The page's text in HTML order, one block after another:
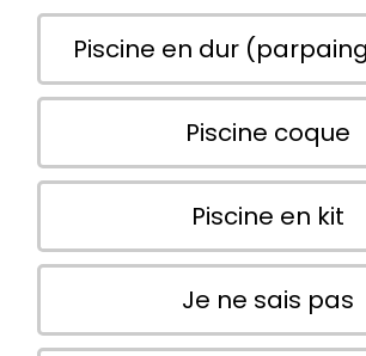
Piscine en dur
Piscine coque
Piscine en kit
Je ne sais pas